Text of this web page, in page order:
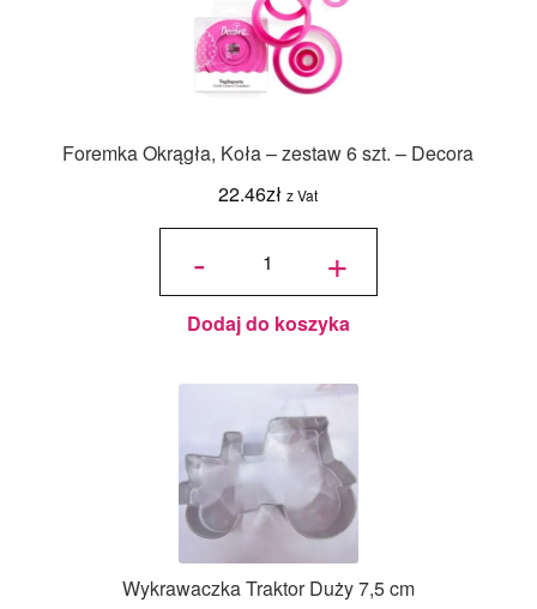
Foremka Okrągła, Koła – zestaw 6 szt. – Decora
22.46zł z Vat
-
ilość
Koła -
zestaw 6
Decora +
Dodaj do koszyka
Wykrawaczka Traktor Duży 7,5 cm